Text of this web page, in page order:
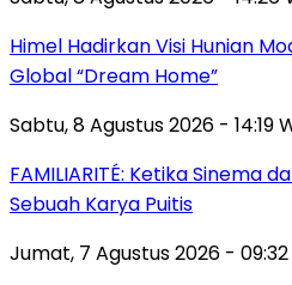
Himel Hadirkan Visi Hunian
Global “Dream Home”
Sabtu, 8 Agustus 2026 - 14:19
FAMILIARITÉ: Ketika Sinema
Sebuah Karya Puitis
Jumat, 7 Agustus 2026 - 09:32